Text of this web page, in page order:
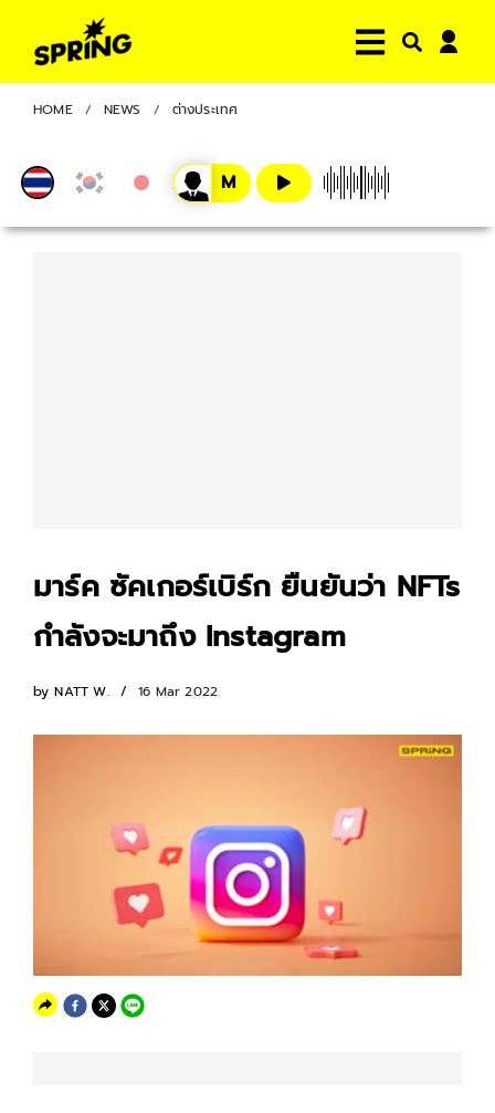
HOME NEWS ต่างประเทศ
มาร์ค ซัคเกอร์เบิร์ก ยืนยันว่า NFTs
กำลังจะมาถึง Instagram
by NATT W. 16 Mar 2022